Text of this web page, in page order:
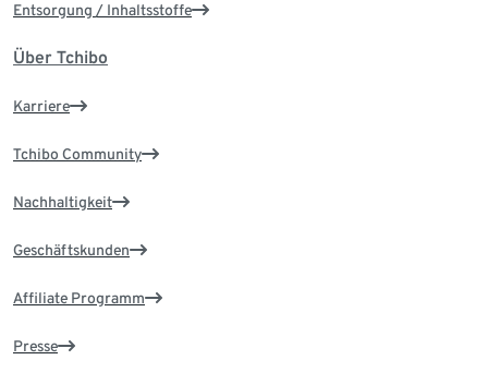
Entsorgung / Inhaltsstoffe
Über Tchibo
Karriere
Tchibo Community
Nachhaltigkeit
Geschäftskunden
Affiliate Programm
Presse